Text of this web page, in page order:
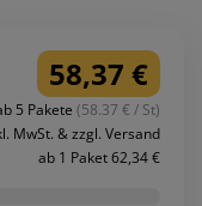
58,37 €
5 Pakete (58.37 € / St)
MwSt. & zzgl. Versand
ab 1 Paket 62,34 €